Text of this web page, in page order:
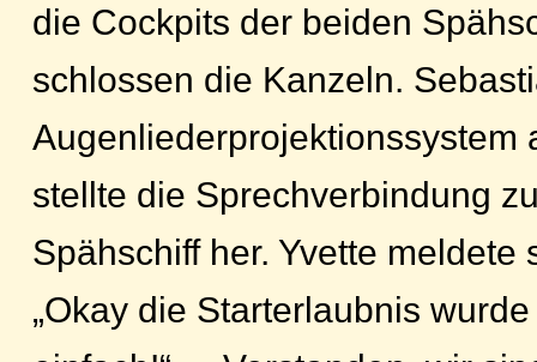
die Cockpits der beiden
schlossen die Kanzeln.
Augenliederprojektionssystem
stellte die Sprechverbindung
Spähschiff her. Yvette meldete
„Okay die Starterlaubnis